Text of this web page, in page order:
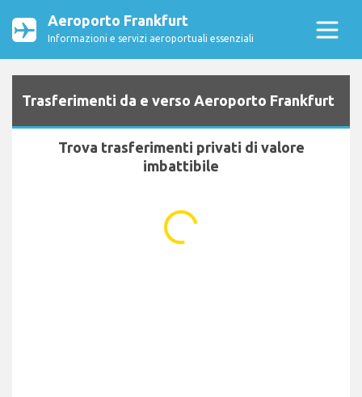
Aeroporto Frankfurt
Informazioni e servizi aeroportuali essenziali
Trasferimenti da e verso Aeroporto Frankfurt
Trova trasferimenti privati di valore
imbattibile